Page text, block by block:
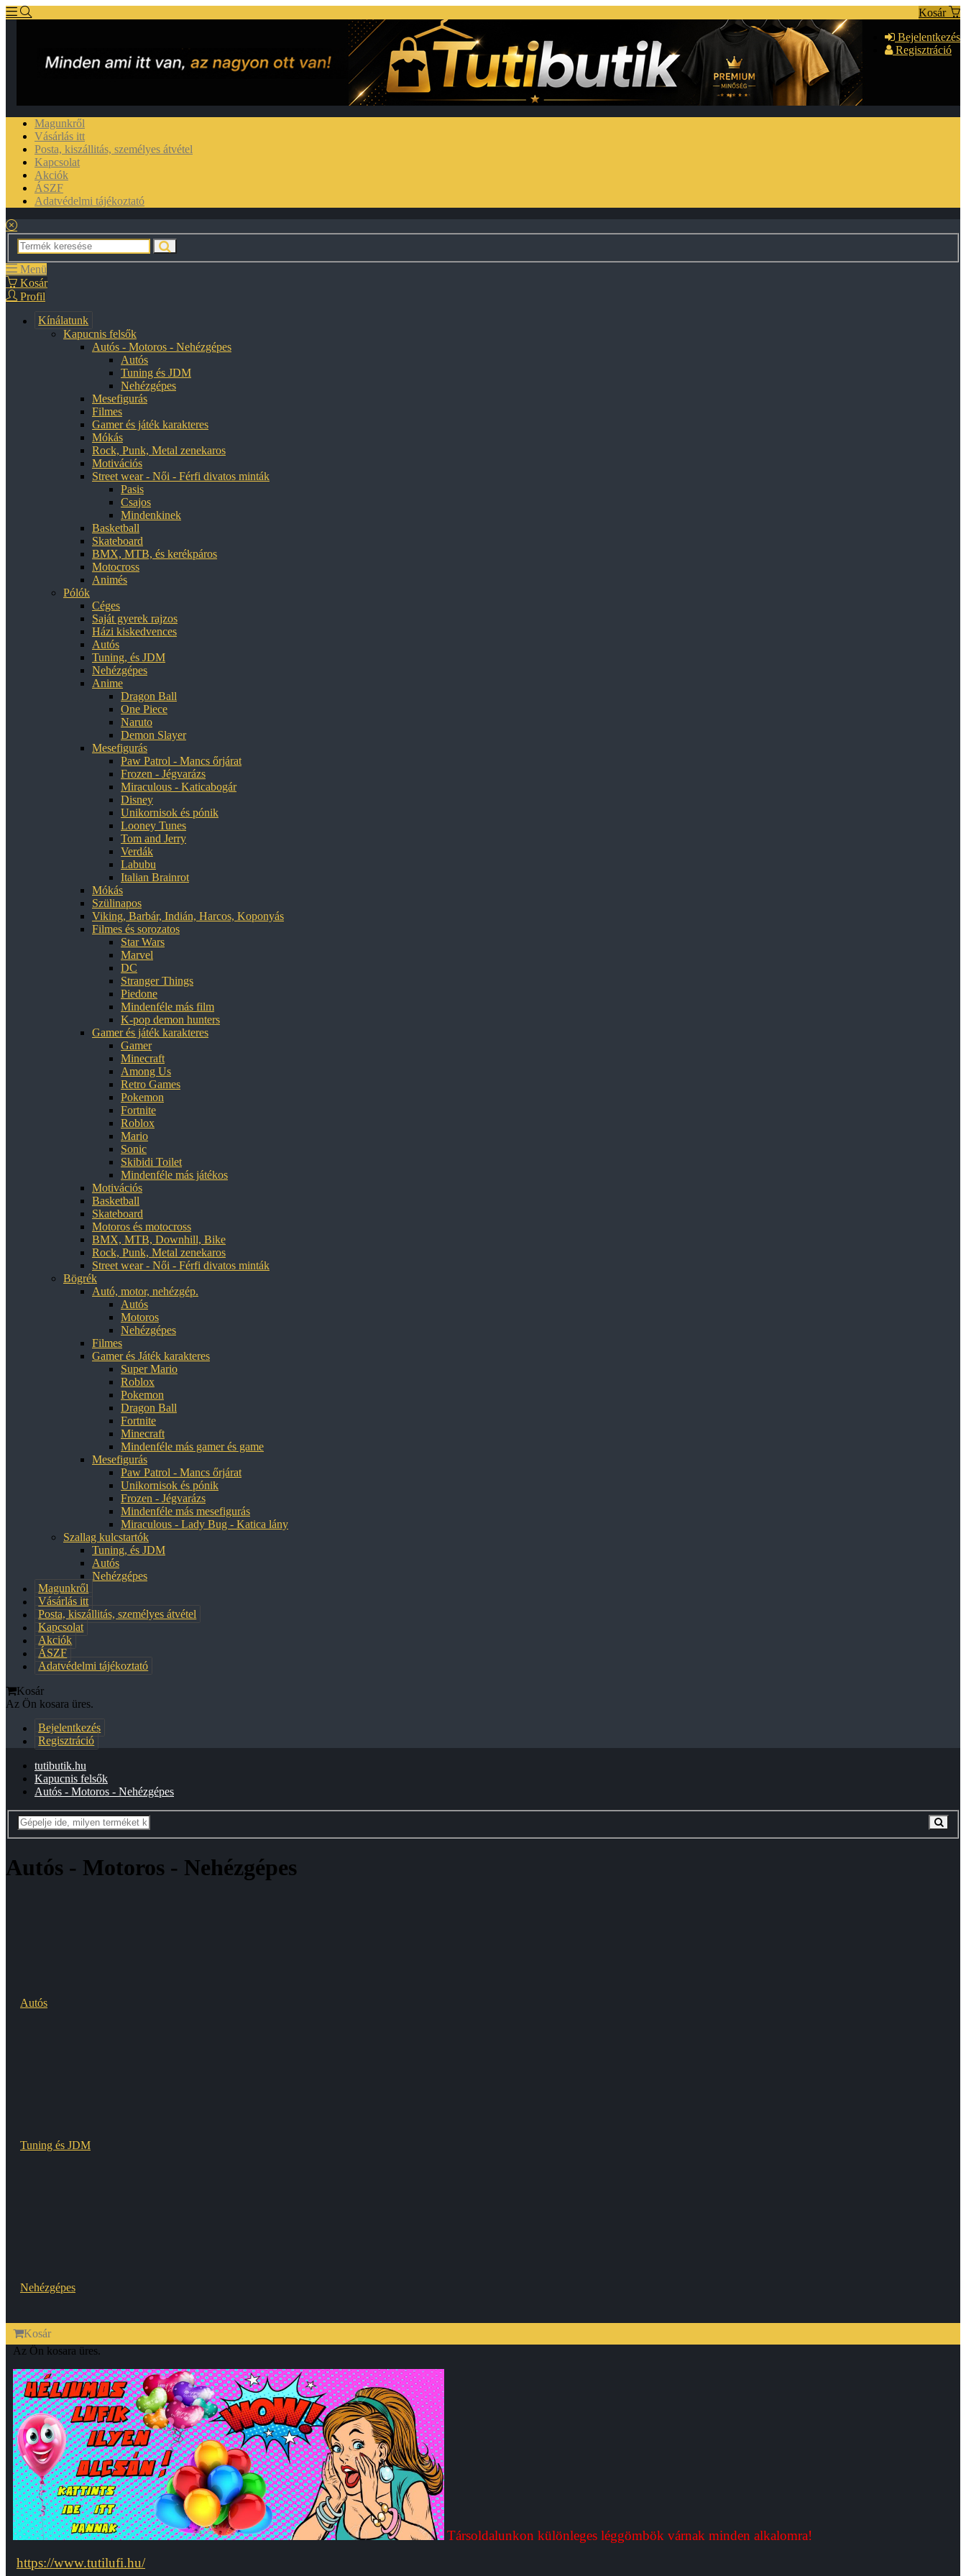
Kosár
Bejelentkezés
Regisztráció
Magunkről
Vásárlás itt
Posta, kiszállitás, személyes átvétel
Kapcsolat
Akciók
ÁSZF
Adatvédelmi tájékoztató
Menü
Kosár
Profil
Kínálatunk
Kapucnis felsők
Autós - Motoros - Nehézgépes
Autós
Tuning és JDM
Nehézgépes
Mesefigurás
Filmes
Gamer és játék karakteres
Mókás
Rock, Punk, Metal zenekaros
Motivációs
Street wear - Női - Férfi divatos minták
Pasis
Csajos
Mindenkinek
Basketball
Skateboard
BMX, MTB, és kerékpáros
Motocross
Animés
Pólók
Céges
Saját gyerek rajzos
Házi kiskedvences
Autós
Tuning, és JDM
Nehézgépes
Anime
Dragon Ball
One Piece
Naruto
Demon Slayer
Mesefigurás
Paw Patrol - Mancs őrjárat
Frozen - Jégvarázs
Miraculous - Katicabogár
Disney
Unikornisok és pónik
Looney Tunes
Tom and Jerry
Verdák
Labubu
Italian Brainrot
Mókás
Szülinapos
Viking, Barbár, Indián, Harcos, Koponyás
Filmes és sorozatos
Star Wars
Marvel
DC
Stranger Things
Piedone
Mindenféle más film
K-pop demon hunters
Gamer és játék karakteres
Gamer
Minecraft
Among Us
Retro Games
Pokemon
Fortnite
Roblox
Mario
Sonic
Skibidi Toilet
Mindenféle más játékos
Motivációs
Basketball
Skateboard
Motoros és motocross
BMX, MTB, Downhill, Bike
Rock, Punk, Metal zenekaros
Street wear - Női - Férfi divatos minták
Bögrék
Autó, motor, nehézgép.
Autós
Motoros
Nehézgépes
Filmes
Gamer és Játék karakteres
Super Mario
Roblox
Pokemon
Dragon Ball
Fortnite
Minecraft
Mindenféle más gamer és game
Mesefigurás
Paw Patrol - Mancs őrjárat
Unikornisok és pónik
Frozen - Jégvarázs
Mindenféle más mesefigurás
Miraculous - Lady Bug - Katica lány
Szallag kulcstartók
Tuning, és JDM
Autós
Nehézgépes
Magunkről
Vásárlás itt
Posta, kiszállitás, személyes átvétel
Kapcsolat
Akciók
ÁSZF
Adatvédelmi tájékoztató
Kosár
Az Ön kosara üres.
Bejelentkezés
Regisztráció
tutibutik.hu
Kapucnis felsők
Autós - Motoros - Nehézgépes
Autós - Motoros - Nehézgépes
Autós
Tuning és JDM
Nehézgépes
Kosár
Az Ön kosara üres.
Társoldalunkon különleges léggömbök várnak minden alkalomra!
https://www.tutilufi.hu/